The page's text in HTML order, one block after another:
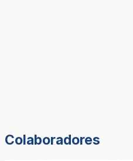
Colaboradores